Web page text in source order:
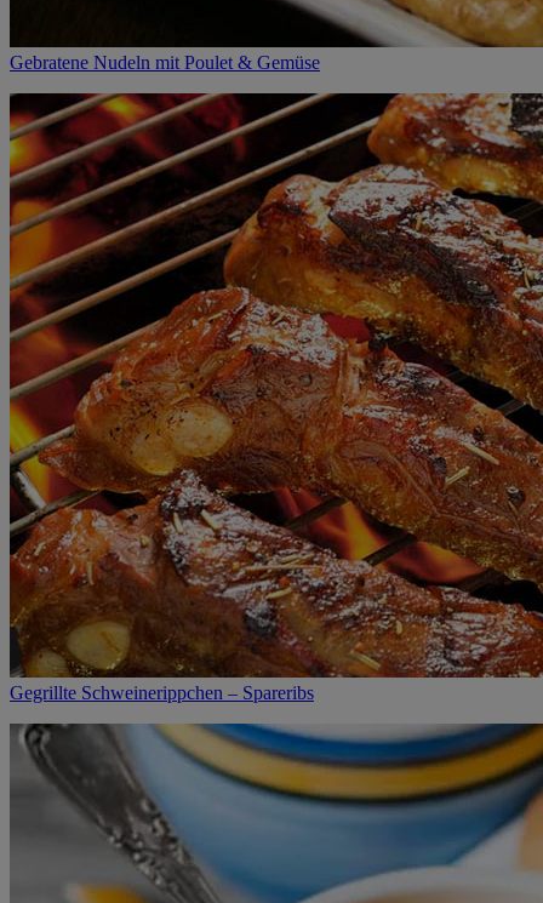
Gebratene Nudeln mit Poulet & Gemüse
Gegrillte Schweinerippchen – Spareribs